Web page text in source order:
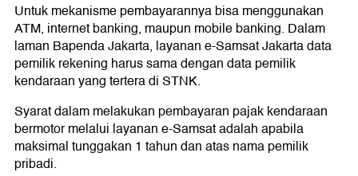
Untuk mekanisme pembayarannya bisa menggunakan
ATM, internet banking, maupun mobile banking. Dalam
laman Bapenda Jakarta, layanan e-Samsat Jakarta data
pemilik rekening harus sama dengan data pemilik
kendaraan yang tertera di STNK.
Syarat dalam melakukan pembayaran pajak kendaraan
bermotor melalui layanan e-Samsat adalah apabila
maksimal tunggakan 1 tahun dan atas nama pemilik
pribadi.